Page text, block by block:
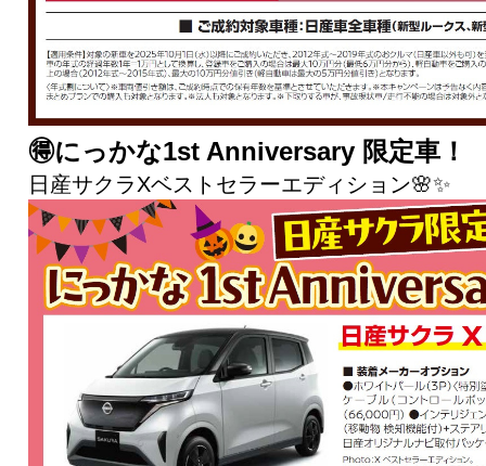
🉐にっかな1st Anniversary 限定車！
日産サクラXベストセラーエディション🌸✨